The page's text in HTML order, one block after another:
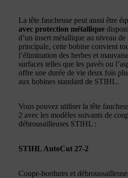
La tête faucheuse peut aussi être
avec protection métallique
d’un insert métallique au niveau de
principale, cette bobine convient
l’élimination des herbes et
surfaces telles que les pavés ou
offre une durée de vie deux fois
aux bobines standard de STIHL.
Vous pouvez utiliser la tête
2 avec les modèles suivants de
débrousailleuses STIHL :
STIHL AutoCut 27-2
Coupe-bordures et